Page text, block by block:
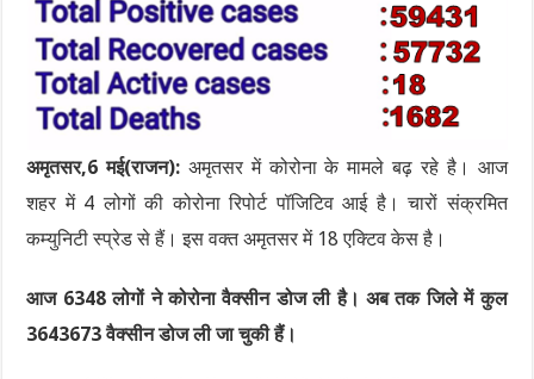
अमृतसर,6 मई(राजन): अमृतसर में कोरोना के मामले बढ़ रहे है। आज
शहर में 4 लोगों की कोरोना रिपोर्ट पॉजिटिव आई है। चारों संक्रमित
कम्युनिटी स्प्रेड से हैं। इस वक्त अमृतसर में 18 एक्टिव केस है।
आज 6348 लोगों ने कोरोना वैक्सीन डोज ली है। अब तक जिले में कुल
3643673 वैक्सीन डोज ली जा चुकी हैं।